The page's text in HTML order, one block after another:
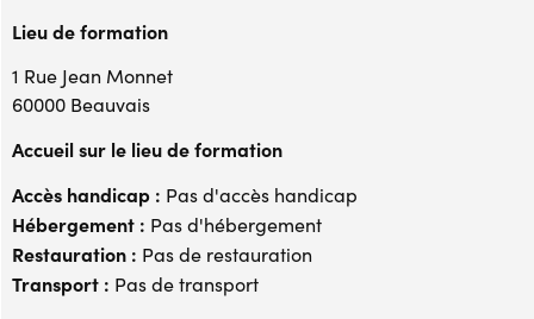
Lieu de formation
1 Rue Jean Monnet
60000 Beauvais
Accueil sur le lieu de formation
Accès handicap : Pas d'accès handicap
Hébergement : Pas d'hébergement
Restauration : Pas de restauration
Transport : Pas de transport